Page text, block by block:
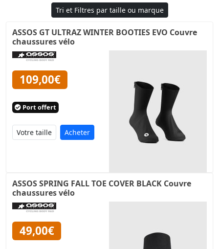
Tri et Filtres par taille ou marque
ASSOS GT ULTRAZ WINTER BOOTIES EVO Couvre
chaussures vélo
109,00€
Port offert
Acheter
ASSOS SPRING FALL TOE COVER BLACK Couvre
chaussures vélo
49,00€